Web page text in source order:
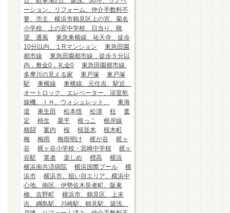
ーション、リフォーム、仲介手数料不
要、売主、横浜市鶴見区上の宮、菊名
小学校、上の宮中学校、日当り、眺
望、通風
東急東横線、祐天寺、徒歩
10分以内、１Rマンション
東急田園
都市線
東急田園都市線，徒歩５分以
内，敷金0，礼金0
東急田園都市線.
多摩川の見える家
東戸塚
東戸塚
駅
東横線
東横線、元住吉、駅近、
オートロック、エレベーター、浴室乾
燥機、ＩＨ、ウォシュレット、
東海
道
東生田 松本悟 松濤 柱
査
定
柿生 栗平 根っこ
根岸線
格闘
案内 桜 桜並木
桜木町
梅
梅雨 梅雨明け 梶が谷
梶ヶ
谷
梶ヶ谷小学校・宮崎中学校
梶ヶ
谷駅
業者 楽しめ 標高
横浜
横浜南共済病院
横浜国際プール
横
浜市
横浜市、狙い目エリア、横浜中
心地、南区、伊勢佐木長者町、阪東
橋、吉野町
横浜市、鶴見区、上末
吉、綱島駅、川崎駅、鶴見駅、築浅、